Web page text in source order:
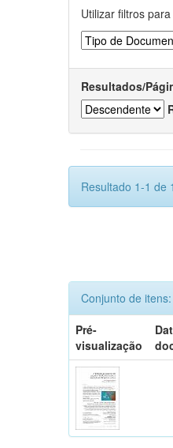
Utilizar filtros
Resultados/
Resultado 1-1 de
Conjunto de itens:
Pré-
visualização